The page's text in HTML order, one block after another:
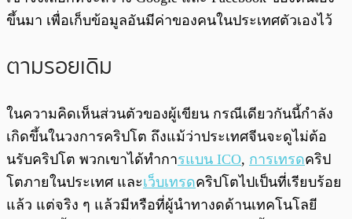
ขึ้นมา เพื่อเก็บข้อมูลอันมีค่าของคนในประเทศตัวเองไว้
ตามรอยเดิม
ในความคิดเห็นส่วนตัวของผู้เขียน กรณีเดียวกันนี้กำลัง
เกิดขึ้นในวงการคริปโต ถึงแม้ว่าประเทศจีนจะดูไม่ต้อ
นรับคริปโต พวกเขาได้ทำการแบน ICO, การเทรดคริป
โตภายในประเทศ และเว็บเทรดคริปโตไปเป็นที่เรียบร้อย
แล้ว แต่จริง ๆ แล้วมีหรือที่ผู้นำทางดด้านเทคโนโลยี